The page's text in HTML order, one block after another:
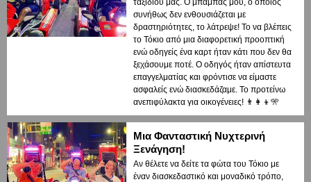
ταξιδιού μας. Ο μπαμπάς μου, ο οποίος
συνήθως δεν ενθουσιάζεται με
δραστηριότητες, το λάτρεψε! Το να βλέπεις
το Τόκιο από μια διαφορετική προοπτική
ενώ οδηγείς ένα καρτ ήταν κάτι που δεν θα
ξεχάσουμε ποτέ. Ο οδηγός ήταν απίστευτα
επαγγελματίας και φρόντισε να είμαστε
ασφαλείς ενώ διασκεδάζαμε. Το προτείνω
ανεπιφύλακτα για οικογένειες! 👨‍👩‍👦🎌
Μια Φανταστική Νυχτερινή
Ξενάγηση!
Αν θέλετε να δείτε τα φώτα του Τόκιο με
έναν διασκεδαστικό και μοναδικό τρόπο,